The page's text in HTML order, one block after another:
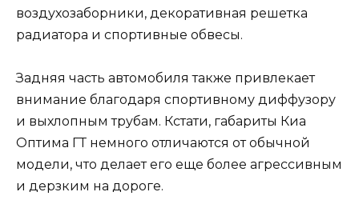
воздухозаборники, декоративная решетка
радиатора и спортивные обвесы.
Задняя часть автомобиля также привлекает
внимание благодаря спортивному диффузору
и выхлопным трубам. Кстати, габариты Киа
Оптима ГТ немного отличаются от обычной
модели, что делает его еще более агрессивным
и дерзким на дороге.